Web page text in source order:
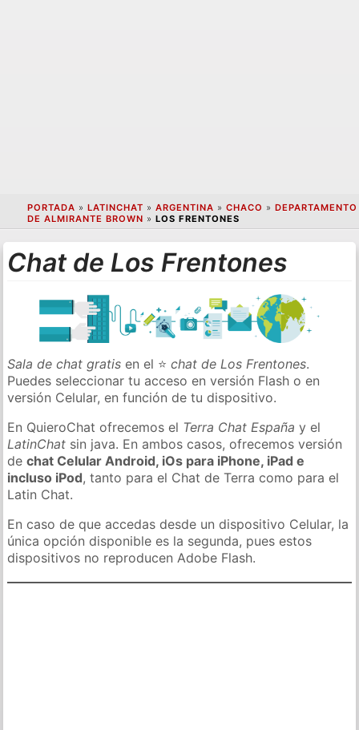
PORTADA » LATINCHAT » ARGENTINA » CHACO » DEPARTAMENTO
DE ALMIRANTE BROWN » LOS FRENTONES
Chat de Los Frentones
Sala de chat gratis en el ⭐chat de Los Frentones.
Puedes seleccionar tu acceso en versión Flash o en
versión Celular, en función de tu dispositivo.
En QuieroChat ofrecemos el Terra Chat España y el
LatinChat sin java. En ambos casos, ofrecemos versión
dechat Celular Android, iOs para iPhone, iPad e
incluso iPod, tanto para el Chat de Terra como para el
Latin Chat.
En caso de que accedas desde un dispositivo Celular, la
única opción disponible es la segunda, pues estos
dispositivos no reproducen Adobe Flash.